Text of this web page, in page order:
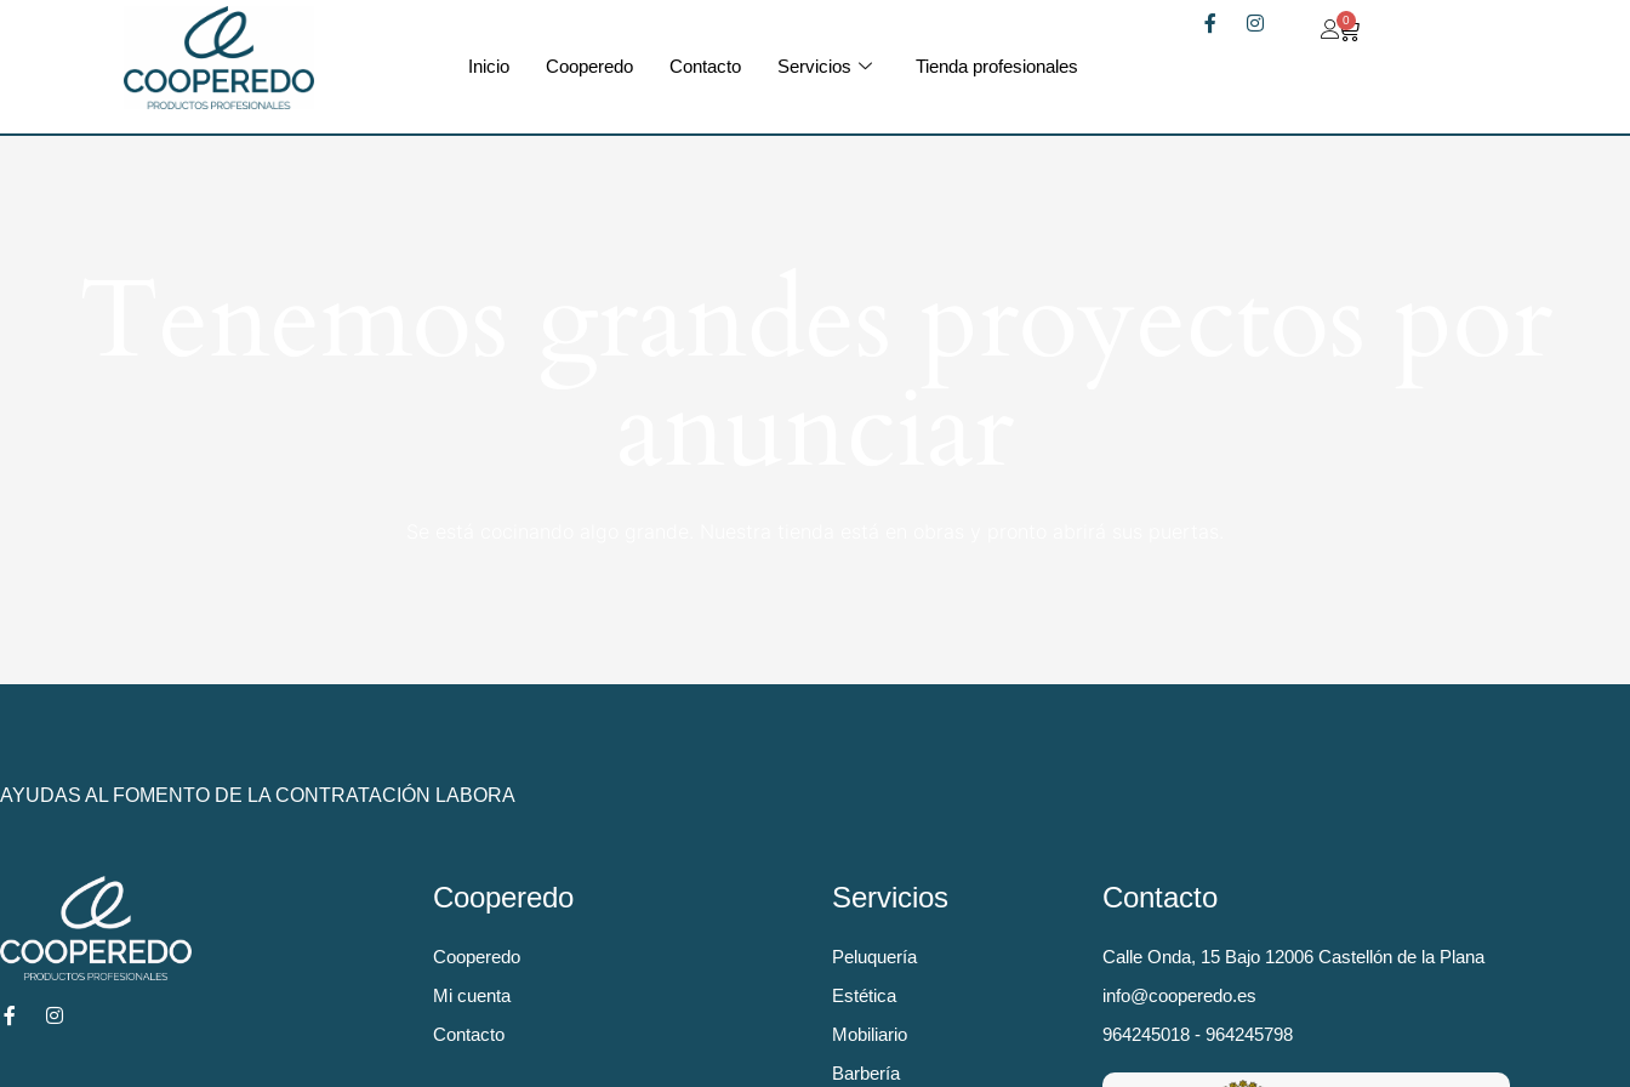
Inicio Cooperedo Contacto Servicios Tienda profesionales
0
AYUDAS AL FOMENTO DE LA CONTRATACIÓN LABORA
Cooperedo
Cooperedo
Mi cuenta
Contacto
Servicios
Peluquería
Estética
Mobiliario
Barbería
Contacto
Calle Onda, 15 Bajo 12006 Castellón de la Plana
info@cooperedo.es
964245018 - 964245798